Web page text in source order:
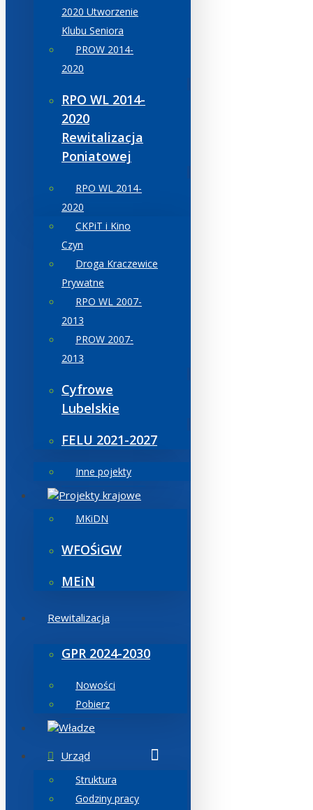
2020 Utworzenie
Klubu Seniora
PROW 2014-
2020
RPO WL 2014-
2020
Rewitalizacja
Poniatowej
RPO WL 2014-
2020
CKPiT i Kino
Czyn
Droga Kraczewice
Prywatne
RPO WL 2007-
2013
PROW 2007-
2013
Cyfrowe
Lubelskie
FELU 2021-2027
Inne pojekty
Projekty krajowe
MKiDN
WFOŚiGW
MEiN
Rewitalizacja
GPR 2024-2030
Nowości
Pobierz
Władze
Urząd
Struktura
Godziny pracy